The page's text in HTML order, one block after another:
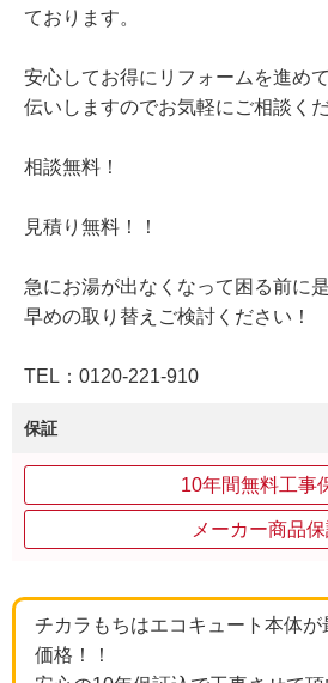
ております。
安心してお得にリフォームを進め
伝いしますのでお気軽にご相談くだ
相談無料！
見積り無料！！
急にお湯が出なくなって困る前に是
早めの取り替えご検討ください！
TEL：0120-221-910
保証
10年間無料工事
メーカー商品
チカラもちはエコキュート本体
価格！！